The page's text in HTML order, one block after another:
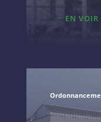
EN VOIR